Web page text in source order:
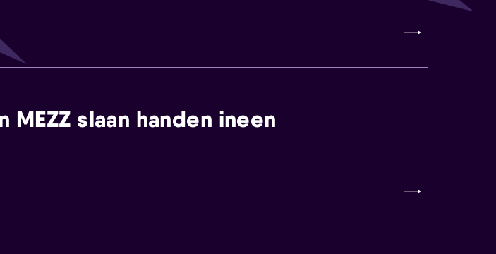
MEZZ slaan handen ineen